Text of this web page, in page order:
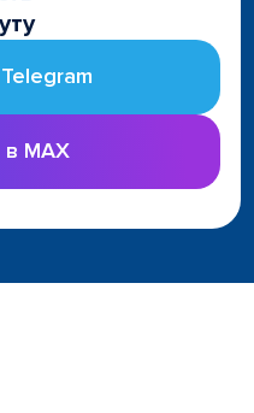
в MAX